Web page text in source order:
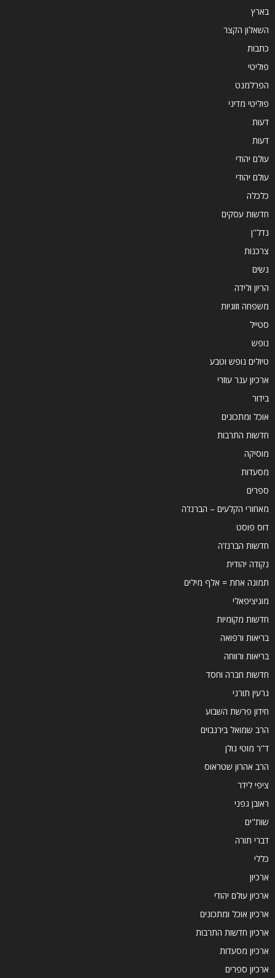
בארץ
השאלון הקצר
כתבות
פוליטי
הפרלמנט
פוליטי מדיני
דעות
דעות
עולם יהודי
עולם יהודי
כלכלה
חדשות עסקים
נדל''ן
צרכנות
נשים
הריון ולידה
משפחה וזוגיות
סטייל
נופש
טיולים נופש וטבע
ארכיון ענר עוזרי
בידור
אוכל ומתכונים
חדשות התרבות
מוסיקה
מסעדות
ספרים
מאחורי הקלעים – הברנז'ה
דוס פוסט
חדשות הברנז'ה
נקודה יהודית
תמונה אחת = אלף מילים
מוניציפאלי
חדשות מקומיות
בריאות ורפואה
בריאות ורווחה
חדשות חברה וחסד
גרעין תורני
חידון פרשת השבוע
הרב שמואל בירנבוים
ד''ר מוטי גולן
הרב אהרון שטראוס
ציפי לידר
ראובן גפני
שות"ים
דברי תורה
כללי
ארכיון
ארכיון עולם יהודי
ארכיון אוכל ומתכונים
ארכיון חדשות התרבות
ארכיון מסעדות
ארכיון ספרים